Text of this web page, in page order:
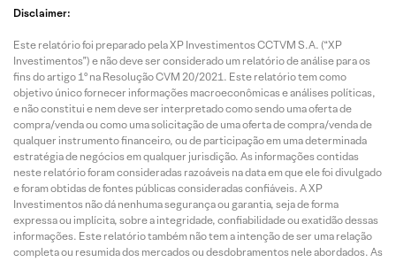
Disclaimer:
Este relatório foi preparado pela XP Investimentos CCTVM S.A. (“XP
Investimentos”) e não deve ser considerado um relatório de análise para os
fins do artigo 1º na Resolução CVM 20/2021. Este relatório tem como
objetivo único fornecer informações macroeconômicas e análises políticas,
e não constitui e nem deve ser interpretado como sendo uma oferta de
compra/venda ou como uma solicitação de uma oferta de compra/venda de
qualquer instrumento financeiro, ou de participação em uma determinada
estratégia de negócios em qualquer jurisdição. As informações contidas
neste relatório foram consideradas razoáveis na data em que ele foi divulgado
e foram obtidas de fontes públicas consideradas confiáveis. A XP
Investimentos não dá nenhuma segurança ou garantia, seja de forma
expressa ou implícita, sobre a integridade, confiabilidade ou exatidão dessas
informações. Este relatório também não tem a intenção de ser uma relação
completa ou resumida dos mercados ou desdobramentos nele abordados. As